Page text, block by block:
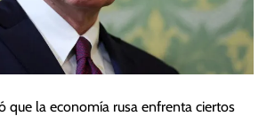
que la economía rusa enfrenta ciertos